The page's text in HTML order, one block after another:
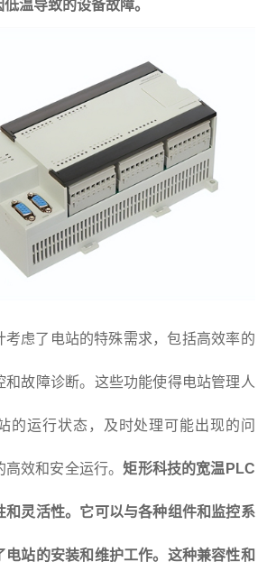
温导致的设备故障。
考虑了电站的特殊需求，包括高效率的
和故障诊断。这些功能使得电站管理人
的运行状态，及时处理可能出现的问
高效和安全运行。矩形科技的宽温PLC
和灵活性。它可以与各种组件和监控系
电站的安装和维护工作。这种兼容性和